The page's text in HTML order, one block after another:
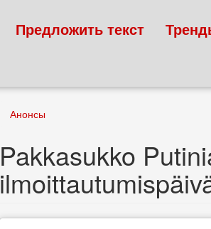
Предложить текст
Анонсы
Pakkasukko